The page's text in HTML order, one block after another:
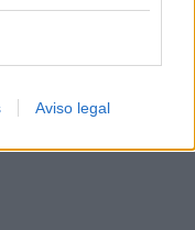
Aviso legal